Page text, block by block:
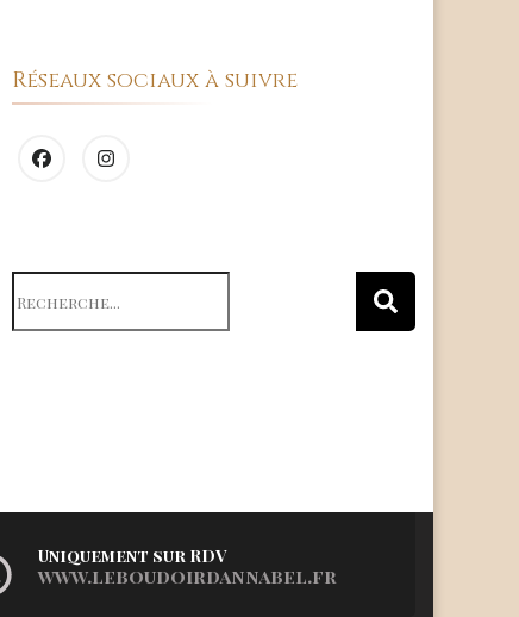
Réseaux sociaux à suivre
Search
for:
Uniquement sur RDV
www.leboudoirdannabel.fr